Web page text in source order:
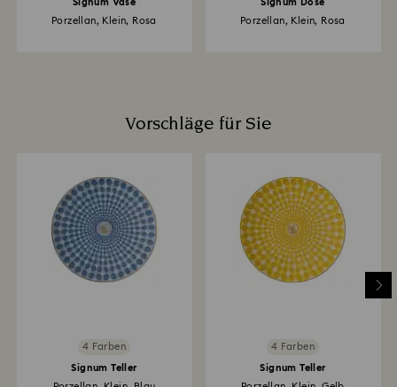
Porzellan, Klein, Rosa
Porzellan, Klein, Rosa
Vorschläge für Sie
4 Farben
Signum Teller
4 Farben
Signum Teller